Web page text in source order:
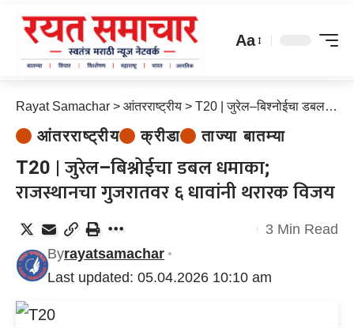
Aa
Rayat Samachar > आंतरराष्ट्रीय > T20 | जुरेल–बिश्नोईचा डबल धमाका; राजस्थानचा गुजरातवर ६ धावांनी थरारक विजय
आंतरराष्ट्रीय क्रीडा ताज्या बातम्या
T20 | जुरेल–बिश्नोईचा डबल धमाका;
राजस्थानचा गुजरातवर ६ धावांनी थरारक विजय
Last updated: 05.04.2026 10:10 am
Byrayatsamachar
3 Min Read